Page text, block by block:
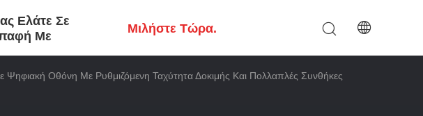
Ελάτε Σε
Με
Μιλήστε Τώρα.
Ψηφιακή Οθόνη Με Ρυθμιζόμενη Ταχύτητα Δοκιμής Και Πολλαπλές Συνθήκες